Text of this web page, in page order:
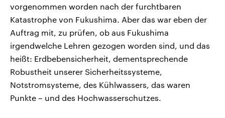
vorgenommen worden nach der furchtbaren
Katastrophe von Fukushima. Aber das war eben der
Auftrag mit, zu prüfen, ob aus Fukushima
irgendwelche Lehren gezogen worden sind, und das
heißt: Erdbebensicherheit, dementsprechende
Robustheit unserer Sicherheitssysteme,
Notstromsysteme, des Kühlwassers, das waren
Punkte – und des Hochwasserschutzes.